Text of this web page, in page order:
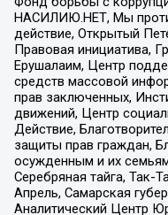
НАСИЛИЮ.НЕТ, Мы
действие, Открытый
Правовая инициатива,
Ерушалаим, Центр
средств массовой
прав заключенных,
движений, Центр
Действие,
защиты прав граждан,
осужденным и их
Серебряная тайга, Так-
Апрель, Самарская
Аналитический Центр